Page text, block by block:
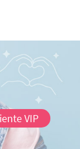
VIP